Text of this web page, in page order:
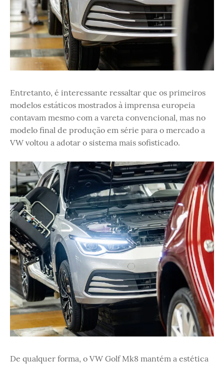
Entretanto, é interessante ressaltar que os primeiros
modelos estáticos mostrados à imprensa europeia
contavam mesmo com a vareta convencional, mas no
modelo final de produção em série para o mercado a
VW voltou a adotar o sistema mais sofisticado.
De qualquer forma, o VW Golf Mk8 mantém a estética